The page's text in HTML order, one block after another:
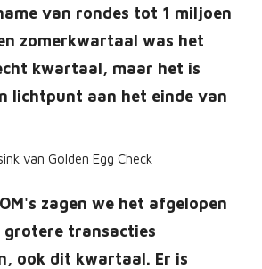
van rondes tot 1 miljoen
zomerkwartaal was het
kwartaal, maar het is
lichtpunt aan het einde van
van Golden Egg Check
zagen we het afgelopen
grotere transacties
ook dit kwartaal. Er is